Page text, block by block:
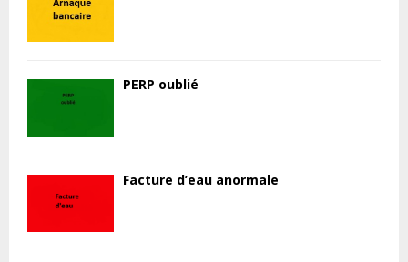
PERP oublié
Facture d’eau anormale